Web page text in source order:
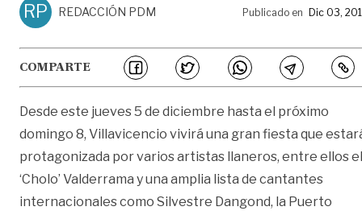
RP REDACCIÓN PDM Publicado en Dic 03,
COMPARTE
Desde este jueves 5 de diciembre hasta el próximo
domingo 8, Villavicencio vivirá una gran fiesta que
protagonizada por varios artistas llaneros, entre ellos el
‘Cholo’ Valderrama y una amplia lista de cantantes
internacionales como Silvestre Dangond, la Puerto